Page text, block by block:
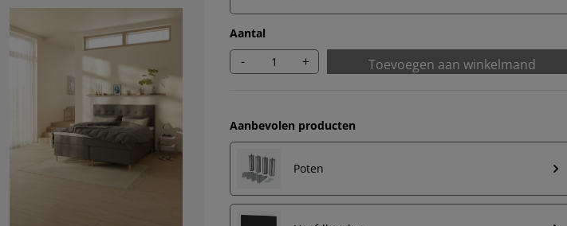
Aantal
- + Toevoegen aan winkelmand
Aanbevolen producten
Poten